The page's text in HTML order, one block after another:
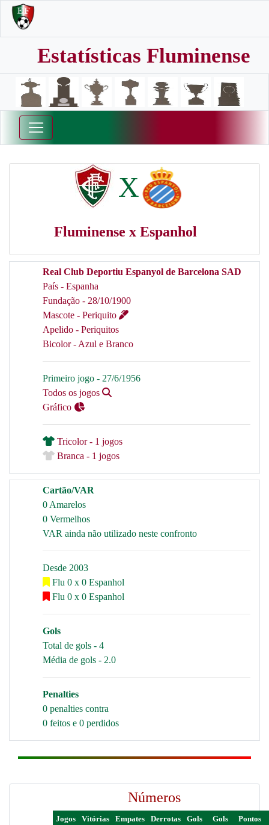
Estatísticas Fluminense
X
Fluminense x Espanhol
Real Club Deportiu Espanyol de Barcelona SAD
País - Espanha
Fundação - 28/10/1900
Mascote - Periquito
Apelido - Periquitos
Bicolor - Azul e Branco
Primeiro jogo - 27/6/1956
Todos os jogos
Gráfico
Tricolor - 1 jogos
Branca - 1 jogos
Cartão/VAR
0 Amarelos
0 Vermelhos
VAR ainda não utilizado neste confronto
Desde 2003
Flu 0 x 0 Espanhol
Flu 0 x 0 Espanhol
Gols
Total de gols - 4
Média de gols - 2.0
Penalties
0 penalties contra
0 feitos e 0 perdidos
Números
Jogos Vitórias Empates Derrotas
Gols
Gols
Pontos